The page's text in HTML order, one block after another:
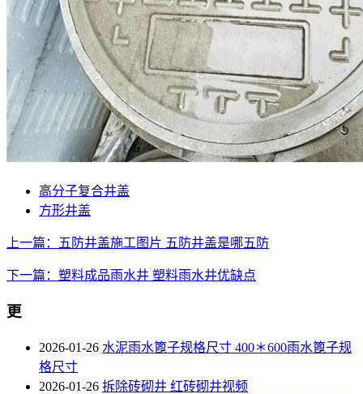
高分子复合井盖
方形井盖
上一篇：五防井盖施工图片 五防井盖是哪五防
下一篇：塑料成品雨水井 塑料雨水井优缺点
更
2026-01-26 水泥雨水篦子规格尺寸 400＊600雨水篦子规
格尺寸
2026-01-26 拆除砖砌井 红砖砌井视频